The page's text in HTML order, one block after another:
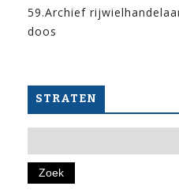
59.Archief
doos
STRATEN